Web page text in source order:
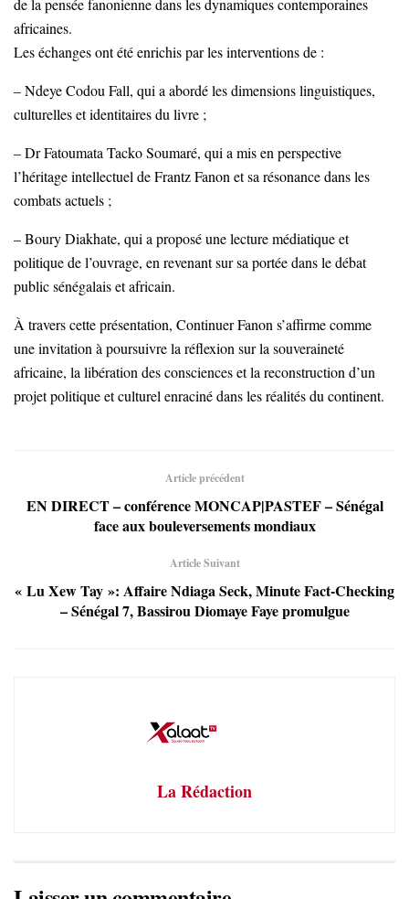
de la pensée fanonienne dans les dynamiques contemporaines
africaines.
Les échanges ont été enrichis par les interventions de :
– Ndeye Codou Fall, qui a abordé les dimensions linguistiques,
culturelles et identitaires du livre ;
– Dr Fatoumata Tacko Soumaré, qui a mis en perspective
l’héritage intellectuel de Frantz Fanon et sa résonance dans les
combats actuels ;
– Boury Diakhate, qui a proposé une lecture médiatique et
politique de l’ouvrage, en revenant sur sa portée dans le débat
public sénégalais et africain.
À travers cette présentation, Continuer Fanon s’affirme comme
une invitation à poursuivre la réflexion sur la souveraineté
africaine, la libération des consciences et la reconstruction d’un
projet politique et culturel enraciné dans les réalités du continent.
Article précédent
EN DIRECT – conférence MONCAP|PASTEF – Sénégal
face aux bouleversements mondiaux
Article Suivant
« Lu Xew Tay »: Affaire Ndiaga Seck, Minute Fact-Checking
– Sénégal 7, Bassirou Diomaye Faye promulgue
La Rédaction